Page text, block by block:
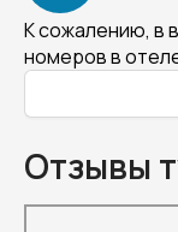
К сожалению, в
номеров в
Отзывы